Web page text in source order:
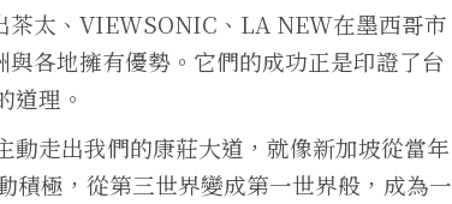
茶太、VIEWSONIC、LA NEW在墨西哥市
各地擁有優勢。它們的成功正是印證了台
道理。
走出我們的康莊大道，就像新加坡從當年
積極，從第三世界變成第一世界般，成為一